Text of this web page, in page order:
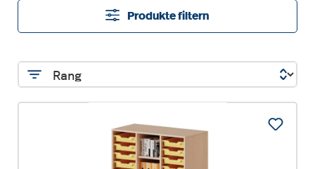
Produkte filtern